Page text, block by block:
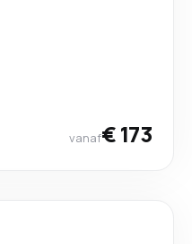
vanaf€ 173